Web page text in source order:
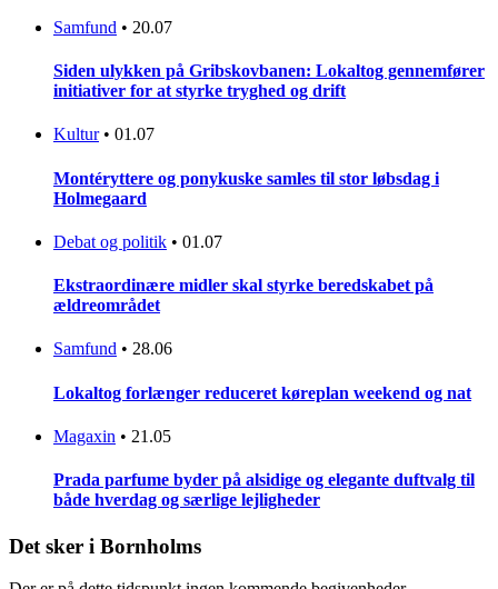
Samfund • 20.07
Siden ulykken på Gribskovbanen: Lokaltog gennemfører
initiativer for at styrke tryghed og drift
Kultur • 01.07
Montéryttere og ponykuske samles til stor løbsdag i
Holmegaard
Debat og politik • 01.07
Ekstraordinære midler skal styrke beredskabet på
ældreområdet
Samfund • 28.06
Lokaltog forlænger reduceret køreplan weekend og nat
Magaxin • 21.05
Prada parfume byder på alsidige og elegante duftvalg til
både hverdag og særlige lejligheder
Det sker i Bornholms